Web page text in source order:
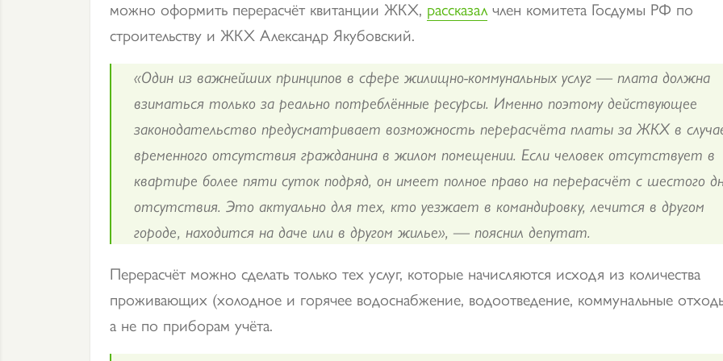
можно оформить перерасчёт квитанции ЖКХ, рассказалчлен комитета Госдумы РФ по
строительству и ЖКХ Александр Якубовский.
«Один из важнейших принципов в сфере жилищно-коммунальных услуг — плата должна
взиматься только за реально потреблённые ресурсы. Именно поэтому действующее
законодательство предусматривает возможность перерасчёта платы за ЖКХ в
временного отсутствия гражданина в жилом помещении. Если человек отсутствует в
квартире более пяти суток подряд, он имеет полное право на перерасчёт с шестого
отсутствия. Это актуально для тех, кто уезжает в командировку, лечится в другом
городе, находится на даче или в другом жилье», — пояснил депутат.
Перерасчёт можно сделать только тех услуг, которые начисляются исходя из количества
проживающих (холодное и горячее водоснабжение, водоотведение, коммунальные
а не по приборам учёта.